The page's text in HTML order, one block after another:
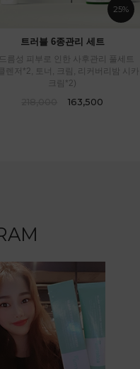
25%
트러블 6종관리 세트
름성 피부로 인한 사후관리 풀세트
렌저*2, 토너, 크림, 리커버리밤 시카
크림*2)
163,500